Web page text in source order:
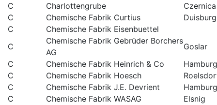
C
Charlottengrube
Czernica
C
Chemische Fabrik Curtius
Duisburg
C
Chemische Fabrik Eisenbuettel
C
Chemische Fabrik Gebrüder Borchers
AG
Goslar
C
Chemische Fabrik Heinrich & Co
Hamburg
C
Chemische Fabrik Hoesch
C
Chemische Fabrik J.E. Devrient
Hamburg
C
Chemische Fabrik WASAG
Elsnig